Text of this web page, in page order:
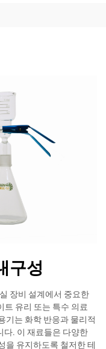
구성
장비 설계에서 중요한
유리 또는 특수 의료
기는 화학 반응과 물리적
다. 이 재료들은 다양한
을 유지하도록 철저한 테